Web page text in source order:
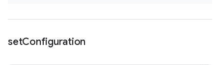
setConfiguration